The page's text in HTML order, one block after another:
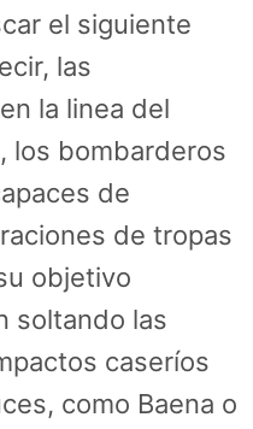
el siguiente
las
la linea del
los bombarderos
de
de tropas
objetivo
soltando las
caseríos
como Baena o